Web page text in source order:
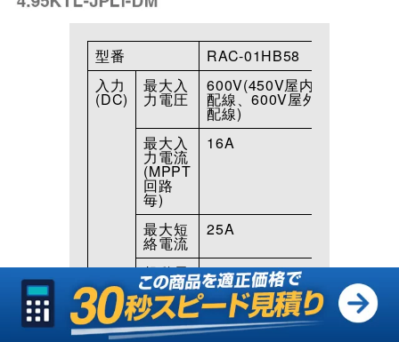
型番
RAC-01HB58
入力
(DC)
最大入
力電圧
600V(450V屋内
配線、600V屋外
配線)
最大入
力電流
(MPPT
回路
毎)
16A
最大短
絡電流
25A
起動電
圧
100V
MPPT
電圧範
90〜560V